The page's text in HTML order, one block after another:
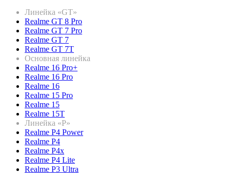
Линейка «GT»
Realme GT 8 Pro
Realme GT 7 Pro
Realme GT 7
Realme GT 7T
Основная линейка
Realme 16 Pro+
Realme 16 Pro
Realme 16
Realme 15 Pro
Realme 15
Realme 15T
Линейка «P»
Realme P4 Power
Realme P4
Realme P4x
Realme P4 Lite
Realme P3 Ultra